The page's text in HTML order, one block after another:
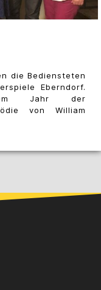
die Bediensteten
Eberndorf.
Jahr der
von William